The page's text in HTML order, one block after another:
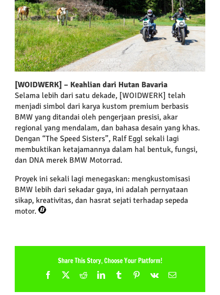
[WOIDWERK] – Keahlian dari Hutan Bavaria
Selama lebih dari satu dekade, [WOIDWERK] telah
menjadi simbol dari karya kustom premium berbasis
BMW yang ditandai oleh pengerjaan presisi, akar
regional yang mendalam, dan bahasa desain yang khas.
Dengan “The Speed Sisters”, Ralf Eggl sekali lagi
membuktikan ketajamannya dalam hal bentuk, fungsi,
dan DNA merek BMW Motorrad.
Proyek ini sekali lagi menegaskan: mengkustomisasi
BMW lebih dari sekadar gaya, ini adalah pernyataan
sikap, kreativitas, dan hasrat sejati terhadap sepeda
motor.
Share This Story, Choose Your Platform!
Facebook
X RedditLinkedInTumblrPinterest
Vk Email